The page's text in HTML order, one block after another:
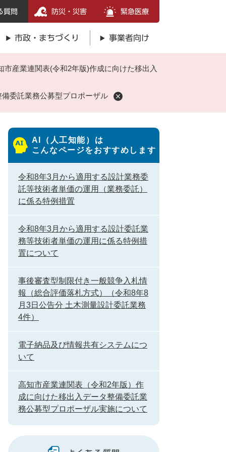
質問 防災・災害 緊急医療
市政・まちづくり 事業者向け
市産業連関表(令和2年版)作成に向けた移出入
委託業務公募型プロポーザル
AI（人工知能）は
こんなページをおすすめします
令和8年3月から適用する設計業務委
託等技術者単価の運用（業務委託）
に係る特例措置
令和8年3月から適用する設計委託業
務等技術者単価の運用に係る特例措
置について
事後審査型制限付き一般競争入札情
報（総合評価落札方式）（令和8年8
月3日公告分 土木測量設計委託業務
4件）
電子納品及び情報共有システムにつ
いて
高知市産業連関表（令和2年版）作
成に向けた移出入データ整備委託業
務公募型プロポーザル実施について